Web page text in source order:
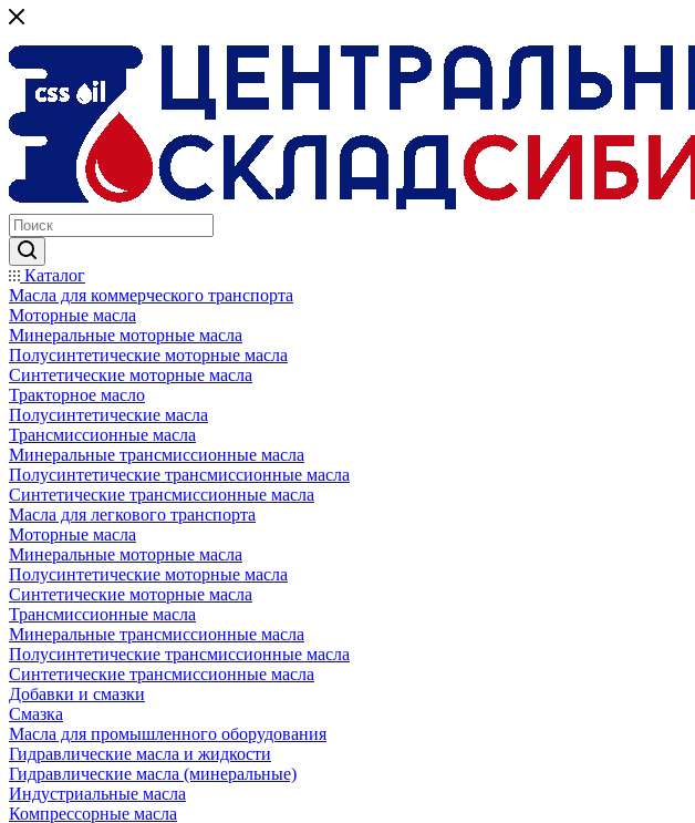
Каталог
Масла для коммерческого транспорта
Моторные масла
Минеральные моторные масла
Полусинтетические моторные масла
Синтетические моторные масла
Тракторное масло
Полусинтетические масла
Трансмиссионные масла
Минеральные трансмиссионные масла
Полусинтетические трансмиссионные масла
Синтетические трансмиссионные масла
Масла для легкового транспорта
Моторные масла
Минеральные моторные масла
Полусинтетические моторные масла
Синтетические моторные масла
Трансмиссионные масла
Минеральные трансмиссионные масла
Полусинтетические трансмиссионные масла
Синтетические трансмиссионные масла
Добавки и смазки
Смазка
Масла для промышленного оборудования
Гидравлические масла и жидкости
Гидравлические масла (минеральные)
Индустриальные масла
Компрессорные масла